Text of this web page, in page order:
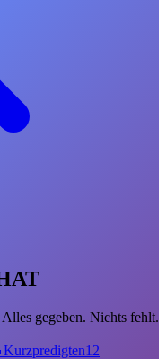
gegeben. Nichts fehlt.
Kurzpredigten12